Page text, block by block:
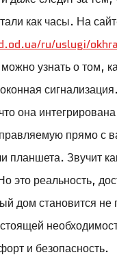
как часы. На
ru/uslugi/
можно узнать о том,
она
прямо с
планшета. Звучит
это реальность,
дом становится не
и безопасность.